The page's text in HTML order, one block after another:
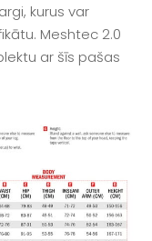
kurus var
Meshtec 2.0
ar šīs pašas